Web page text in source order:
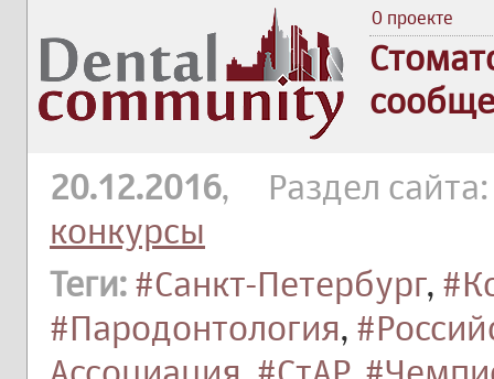
О проекте
20.12.2016, Раздел
конкурсы
Теги: #Санкт-Петербург,
#Пародонтология,